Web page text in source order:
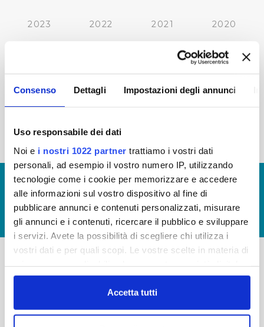
Consenso Dettagli Impostazioni degli annunci
Uso responsabile dei dati
Noi e i nostri 1022 partner trattiamo i vostri dati
personali, ad esempio il vostro numero IP, utilizzando
tecnologie come i cookie per memorizzare e accedere
alle informazioni sul vostro dispositivo al fine di
pubblicare annunci e contenuti personalizzati, misurare
gli annunci e i contenuti, ricercare il pubblico e sviluppare
i servizi. Avete la possibilità di scegliere chi utilizza i
vostri dati e per quali scopi. Le vostre scelte in materia di
in cui avete effettuato le vostre scelte. È possibile
modificare o revocare il proprio consenso in qualsiasi
momento dalla Dichiarazione sui cookie o facendo clic
Accetta tutti
2023 2022 2021 2020
2016
2015 2014 2013 2012
2010
© Copyright 2017 - 2026
GLOSSARIO
GIUDICA IL SERVIZIO
LAVORA CON NOI
Via Villamagna 90/c -
-
FAQ
PRIVACY POLICY